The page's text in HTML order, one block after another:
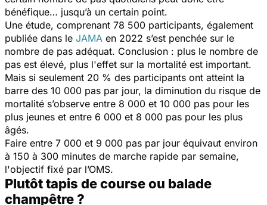
bénéfique… jusqu’à un certain point.
Une étude, comprenant 78 500 participants, également
publiée dans le JAMA en 2022 s’est penchée sur le
nombre de pas adéquat. Conclusion : plus le nombre de
pas est élevé, plus l'effet sur la mortalité est important.
Mais si seulement 20 % des participants ont atteint la
barre des 10 000 pas par jour, la diminution du risque de
mortalité s’observe entre 8 000 et 10 000 pas pour les
plus jeunes et entre 6 000 et 8 000 pas pour les plus
âgés.
Faire entre 7 000 et 9 000 pas par jour équivaut environ
à 150 à 300 minutes de marche rapide par semaine,
l'objectif fixé par l’OMS.
Plutôt tapis de course ou balade
champêtre ?